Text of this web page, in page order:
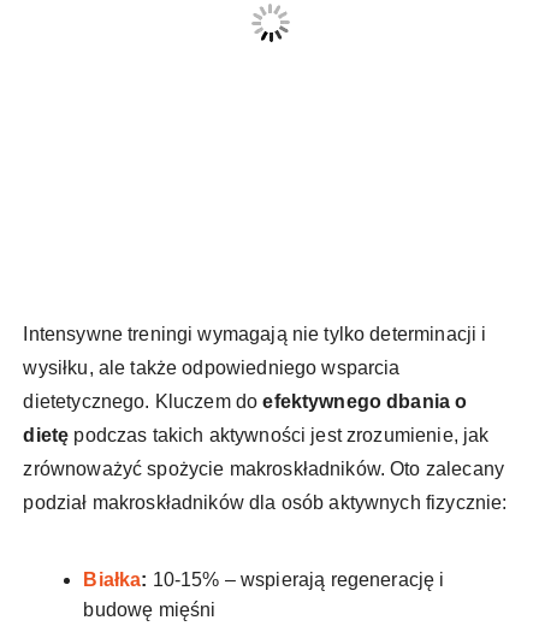
Intensywne treningi wymagają nie tylko determinacji i
wysiłku, ale także odpowiedniego wsparcia
dietetycznego. Kluczem doefektywnego dbania o
dietę podczas takich aktywności jest zrozumienie, jak
zrównoważyć spożycie makroskładników. Oto zalecany
podział makroskładników dla osób aktywnych fizycznie:
Białka: 10-15% – wspierają regenerację i
budowę mięśni